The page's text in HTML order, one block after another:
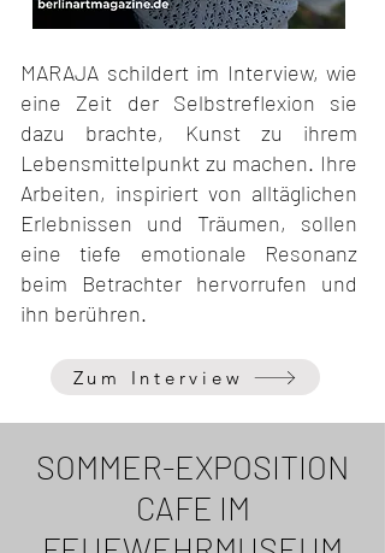
MARAJA schildert im Interview, wie
eine Zeit der Selbstreflexion sie
dazu brachte, Kunst zu ihrem
Lebensmittelpunkt zu machen. Ihre
Arbeiten, inspiriert von alltäglichen
Erlebnissen und Träumen, sollen
eine tiefe emotionale Resonanz
beim Betrachter hervorrufen und
ihn berühren.
Zum Interview
SOMMER-EXPOSITION
CAFE IM